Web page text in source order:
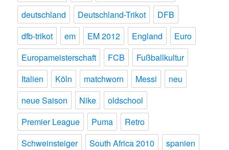
deutschland Deutschland-Trikot
DFB
dfb-trikot
em EM 2012 England
Euro
Europameisterschaft
FCB
Fußballkultur
Italien
Köln matchworn Messi
neu
neue Saison
Nike
oldschool
Premier League
Puma
Retro
Schweinsteiger
South Africa 2010
spanien